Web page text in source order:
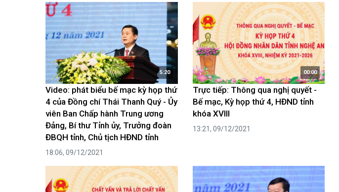
5:20
Video: phát biểu bế mạc kỳ họp thứ
4 của Đồng chí Thái Thanh Quý - Ủy
viên Ban Chấp hành Trung ương
Đảng, Bí thư Tỉnh ủy, Trưởng đoàn
ĐBQH tỉnh, Chủ tịch HĐND tỉnh
18:06, 09/12/2021
00:00
Trực tiếp: Thông qua nghị quyết -
Bế mạc, Kỳ họp thứ 4, HĐND tỉnh
khóa XVIII
13:21, 09/12/2021